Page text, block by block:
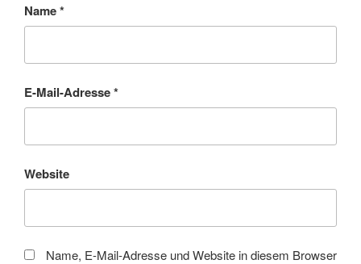
Name*
E-Mail-Adresse*
Website
Name, E-Mail-Adresse und Website in diesem Browser